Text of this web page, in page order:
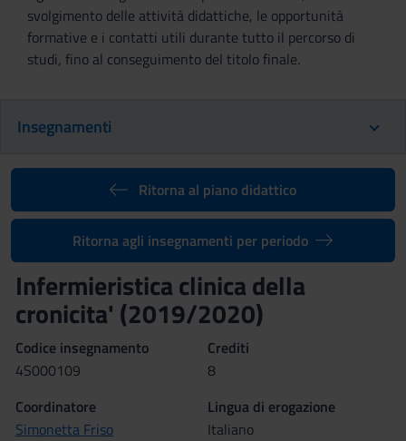
svolgimento delle attività didattiche, le opportunità
formative e i contatti utili durante tutto il percorso di
studi, fino al conseguimento del titolo finale.
Insegnamenti
Ritorna al piano didattico
Ritorna agli insegnamenti per periodo
Infermieristica clinica della
cronicita' (2019/2020)
Codice insegnamento
4S000109
Crediti
8
Coordinatore
Simonetta Friso
Lingua di erogazione
Italiano